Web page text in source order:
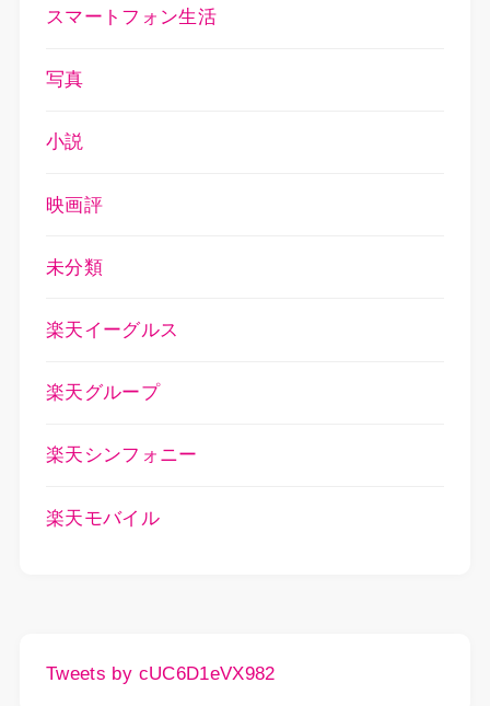
スマートフォン生活
写真
小説
映画評
未分類
楽天イーグルス
楽天グループ
楽天シンフォニー
楽天モバイル
Tweets by cUC6D1eVX982